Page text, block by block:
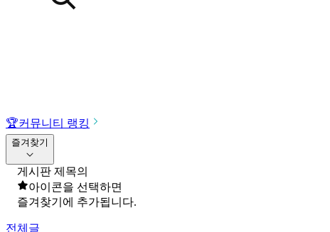
음식 · 영양제 리뷰를 찾아보세요
🏆커뮤니티 랭킹
즐겨찾기
게시판 제목의
아이콘을 선택하면
즐겨찾기에 추가됩니다.
전체글